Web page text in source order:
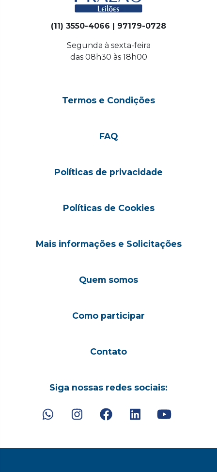
(11) 3550-4066 | 97179-0728
Segunda à sexta-feira
das 08h30 às 18h00
Termos e Condições
FAQ
Políticas de privacidade
Políticas de Cookies
Mais informações e Solicitações
Quem somos
Como participar
Contato
Siga nossas redes sociais: